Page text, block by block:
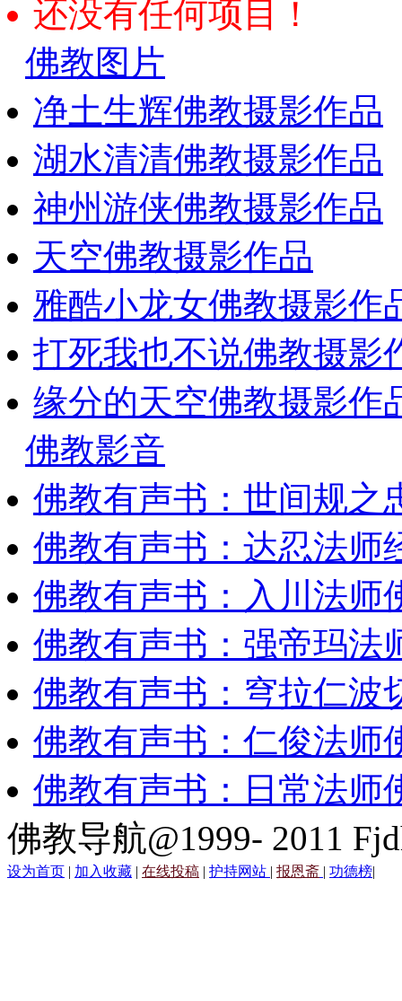
还没有任何项目！
佛教图片
净土生辉佛教摄影作品
湖水清清佛教摄影作品
神州游侠佛教摄影作品
天空佛教摄影作品
雅酷小龙女佛教摄影作
打死我也不说佛教摄影
缘分的天空佛教摄影作
佛教影音
佛教有声书：世间规
佛教有声书：达忍法师
佛教有声书：入川法师
佛教有声书：强帝玛法
佛教有声书：穹拉仁波
佛教有声书：仁俊法师
佛教有声书：日常法师
佛教导航@1999- 2011
设为首页 | 加入收藏 | 在线投稿 | 护持网站 | 报恩斋 | 功德榜|